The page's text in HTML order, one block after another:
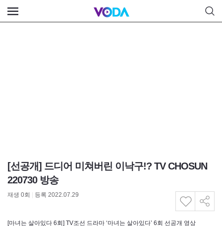
[선공개] 드디어 미쳐버린 이낙구!? TV CHOSUN
220730 방송
재생 0회 등록 2022.07.29
[마녀는 살아있다 6회] TV조선 드라마 ‘마녀는 살아있다’ 6회 선공개 영상